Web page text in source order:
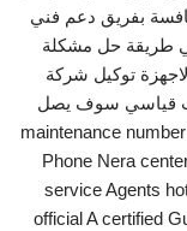
بفريق دعم فني
طريقة حل مشكلة
توكيل شركة
قياسي سوف يصل
اليكم مهندسنا لمعاينة العطل وصيانة الجهاز . maintenance number
Phone Nera
service Agents
official A certified